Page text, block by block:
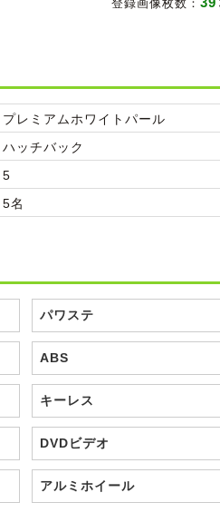
登録画像枚数：
プレミアムホワイトパール
ハッチバック
5
5名
パワステ
ABS
キーレス
DVDビデオ
アルミホイール